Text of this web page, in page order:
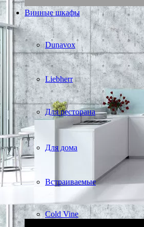
Винные шкафы
Dunavox
Liebherr
Для ресторана
Для дома
Встраиваемые
Cold Vine